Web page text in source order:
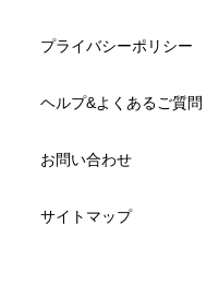
プライバシーポリシー
ヘルプ&よくあるご質問
お問い合わせ
サイトマップ